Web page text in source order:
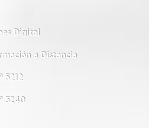
Digital
a Distancia
5212
5240